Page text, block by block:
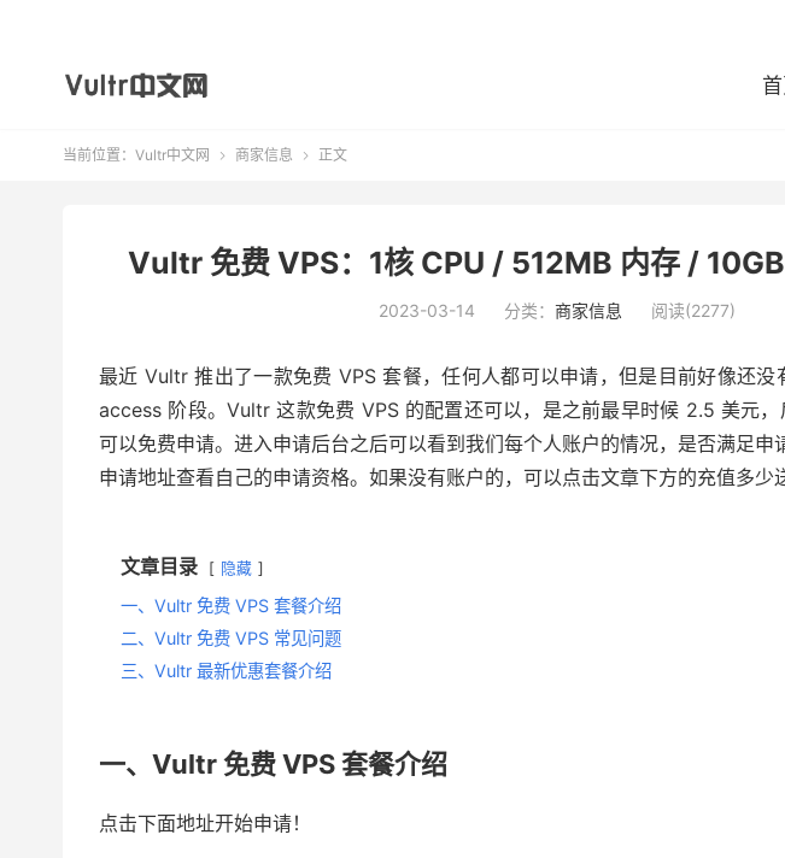
当前位置： Vultr中文网  商家信息  正文
Vultr 免费 VPS：1核 CPU / 512MB 内存 /
2023-03-14 分类： 商家信息 阅读(2277)
最近 Vultr 推出了一款免费 VPS 套餐，任何人都可以申请，但是目前好像还
access 阶段。Vultr 这款免费 VPS 的配置还可以，是之前最早时候 2.5 美元
可以免费申请。进入申请后台之后可以看到我们每个人账户的情况，是否满足申
申请地址查看自己的申请资格。如果没有账户的，可以点击文章下方的充值多少
文章目录 隐藏
一、Vultr 免费 VPS 套餐介绍
二、Vultr 免费 VPS 常见问题
三、Vultr 最新优惠套餐介绍
一、Vultr 免费 VPS 套餐介绍
点击下面地址开始申请！